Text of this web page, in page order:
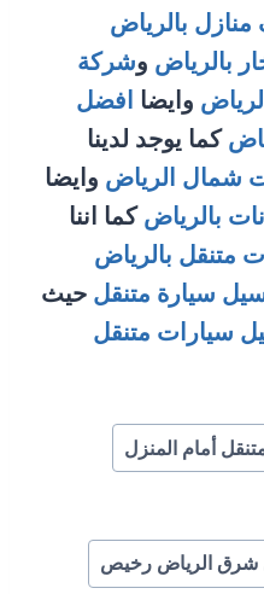
بالرياض
بالرياض وشركة
وايضا
افضل
كما يوجد لدينا
شمال الرياض وايضا
بالرياض كما اننا
متنقل بالرياض
سيارة متنقل حيث
سيارات متنقل
أمام المنزل
شرق الرياض رخيص